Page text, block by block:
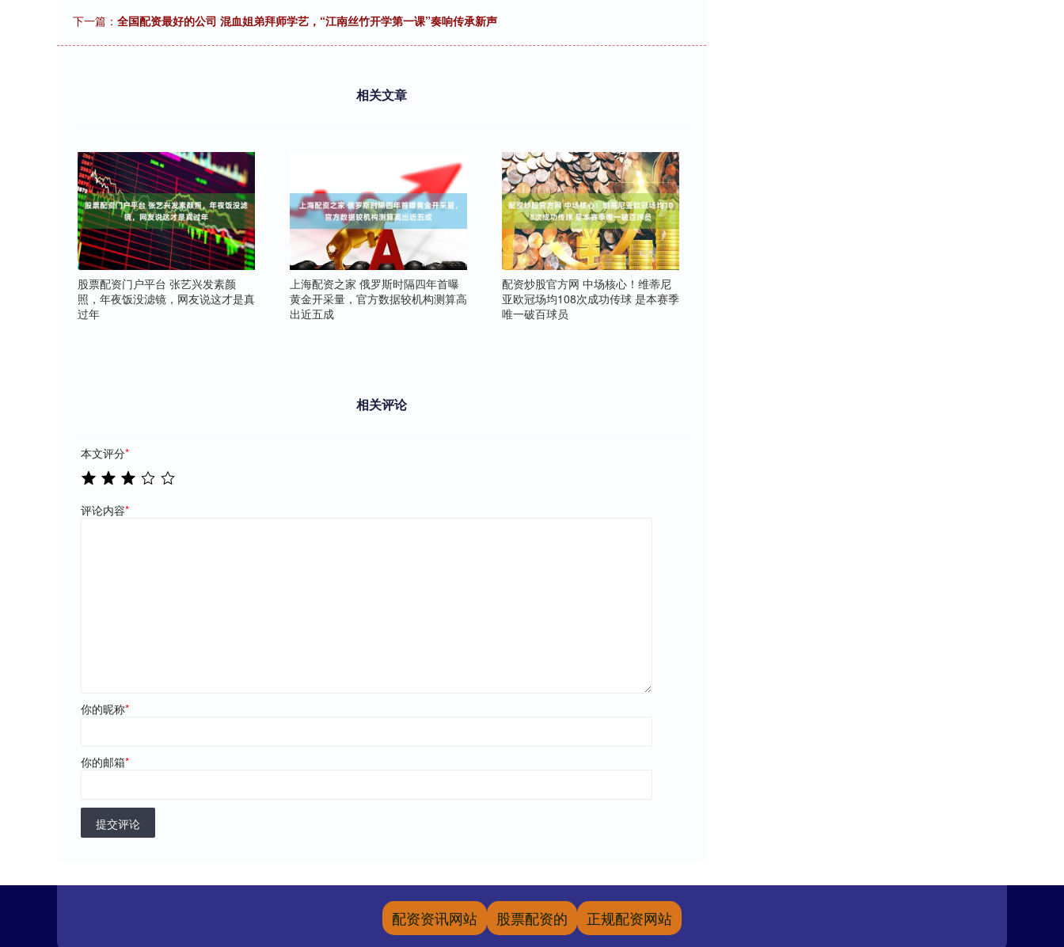
下一篇： 全国配资最好的公司 混血姐弟拜师学艺，“江南丝竹开学第一课”奏响传承新声
相关文章
股票配资门户平台 张艺兴发素颜
照，年夜饭没滤镜，网友说这才是真
过年
上海配资之家 俄罗斯时隔四年首曝
黄金开采量，官方数据较机构测算高
出近五成
配资炒股官方网 中场核心！维蒂尼
亚欧冠场均108次成功传球 是本赛季
唯一破百球员
相关评论
本文评分*
评论内容*
你的昵称*
你的邮箱*
提交评论
配资资讯网站 股票配资的 正规配资网站